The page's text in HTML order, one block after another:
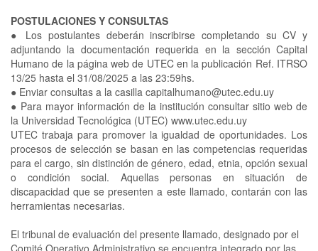
POSTULACIONES Y CONSULTAS
●
Los postulantes deberán inscribirse completando su CV y
adjuntando la documentación requerida en la sección Capital
Humano de la página web de UTEC en la publicación Ref. ITRSO
13/25 hasta el 31/08/2025 a las 23:59hs.
● Enviar consultas a la casilla capitalhumano@utec.edu.uy
● Para mayor información de la institución consultar sitio web de
la Universidad Tecnológica (UTEC) www.utec.edu.uy
UTEC trabaja para promover la igualdad de oportunidades. Los
procesos de selección se basan en las competencias requeridas
para el cargo, sin distinción de género, edad, etnia, opción sexual
o condición social. Aquellas personas en situación de
discapacidad que se presenten a este llamado, contarán con las
herramientas necesarias.
El tribunal de evaluación del presente llamado, designado por el
Comité Operativo Administrativo se encuentra integrado por las